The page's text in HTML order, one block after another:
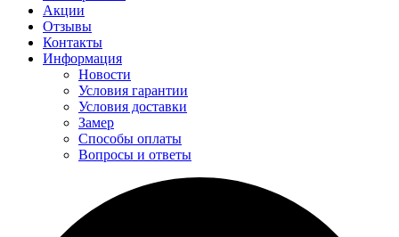
Акции
Отзывы
Контакты
Информация
Новости
Условия гарантии
Условия доставки
Замер
Способы оплаты
Вопросы и ответы